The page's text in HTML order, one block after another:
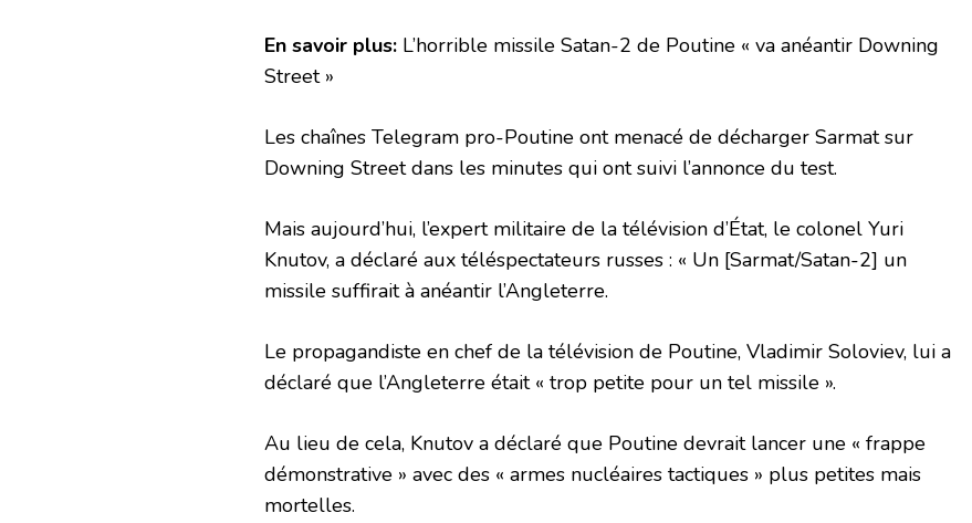
En savoir plus: L’horrible missile Satan-2 de Poutine « va anéantir Downing
Street »
Les chaînes Telegram pro-Poutine ont menacé de décharger Sarmat sur
Downing Street dans les minutes qui ont suivi l’annonce du test.
Mais aujourd’hui, l’expert militaire de la télévision d’État, le colonel Yuri
Knutov, a déclaré aux téléspectateurs russes : « Un [Sarmat/Satan-2] un
missile suffirait à anéantir l’Angleterre.
Le propagandiste en chef de la télévision de Poutine, Vladimir Soloviev, lui a
déclaré que l’Angleterre était « trop petite pour un tel missile ».
Au lieu de cela, Knutov a déclaré que Poutine devrait lancer une « frappe
démonstrative » avec des « armes nucléaires tactiques » plus petites mais
mortelles.